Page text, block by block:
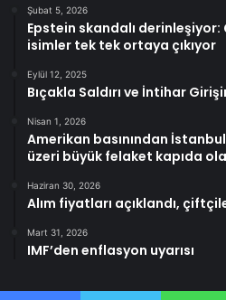
Şubat 5, 2026
Epstein skandalı
isimler tek tek ortaya çıkıyor
Eylül 12, 2025
Bıçakla Saldırı ve İntihar
Nisan 1, 2026
Amerikan basınından
üzeri büyük felaket kapıda
Haziran 30, 2026
Alım fiyatları açıklandı,
Mart 31, 2026
IMF’den enflasyon uyarısı